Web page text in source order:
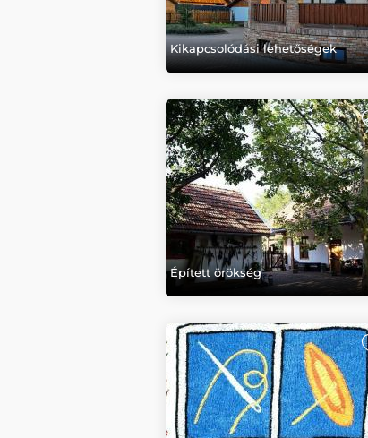
Kikapcsolódási lehetőségek
Épített örökség